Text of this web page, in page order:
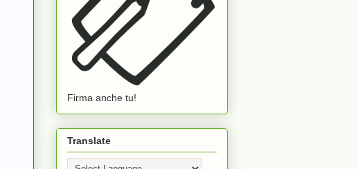
Firma anche tu!
Translate